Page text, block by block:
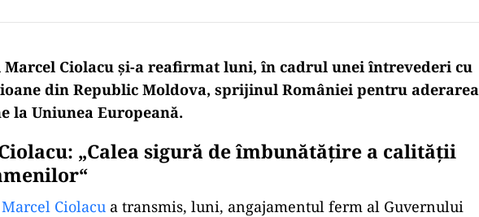
Ciolacu şi-a reafirmat luni, în cadrul unei întrevederi cu
din Republic Moldova, sprijinul României pentru aderarea
la Uniunea Europeană.
„Calea sigură de îmbunătățire a calității
Marcel Ciolacu a transmis, luni, angajamentul ferm al Guvernului